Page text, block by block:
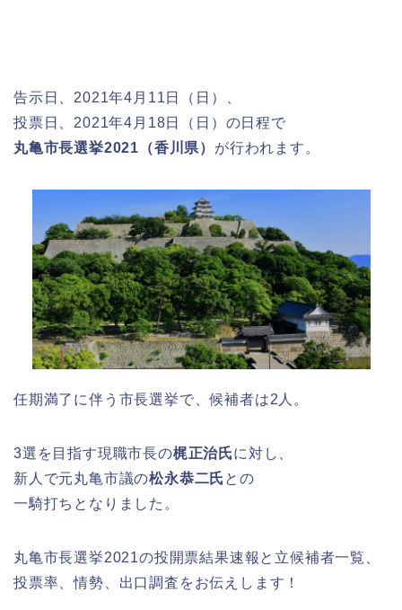
告示日、2021年4月11日（日）、
投票日、2021年4月18日（日）の日程で
丸亀市長選挙2021（香川県） が行われます。
任期満了に伴う市長選挙で、候補者は2人。
3選を目指す現職市長の梶正治氏に対し、
新人で元丸亀市議の松永恭二氏 との
一騎打ちとなりました。
丸亀市長選挙2021の投開票結果速報と立候補者一覧、
投票率、情勢、出口調査をお伝えします！